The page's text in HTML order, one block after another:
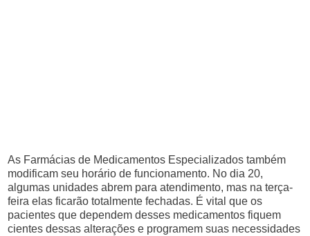
As Farmácias de Medicamentos Especializados também
modificam seu horário de funcionamento. No dia 20,
algumas unidades abrem para atendimento, mas na terça-
feira elas ficarão totalmente fechadas. É vital que os
pacientes que dependem desses medicamentos fiquem
cientes dessas alterações e programem suas necessidades